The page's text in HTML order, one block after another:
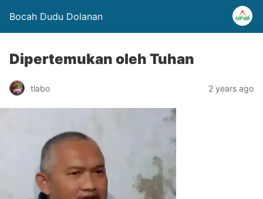
Bocah Dudu Dolanan
Dipertemukan oleh Tuhan
tlabo 2 years ago